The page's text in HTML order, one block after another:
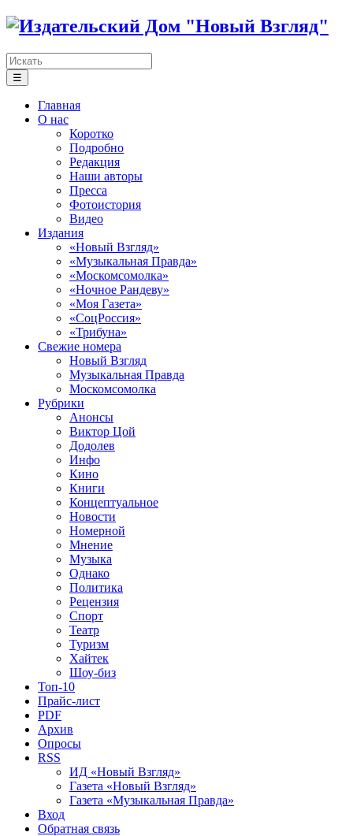
☰
Главная
О нас
Коротко
Подробно
Редакция
Наши авторы
Пресса
Фотоистория
Видео
Издания
«Новый Взгляд»
«Музыкальная Правда»
«Москомсомолка»
«Ночное Рандеву»
«Моя Газета»
«СоцРоссия»
«Трибуна»
Свежие номера
Новый Взгляд
Музыкальная Правда
Москомсомолка
Рубрики
Анонсы
Виктор Цой
Додолев
Инфо
Кино
Книги
Концептуальное
Новости
Номерной
Мнение
Музыка
Однако
Политика
Рецензия
Спорт
Театр
Туризм
Хайтек
Шоу-биз
Топ-10
Прайс-лист
PDF
Архив
Опросы
RSS
ИД «Новый Взгляд»
Газета «Новый Взгляд»
Газета «Музыкальная Правда»
Вход
Обратная связь